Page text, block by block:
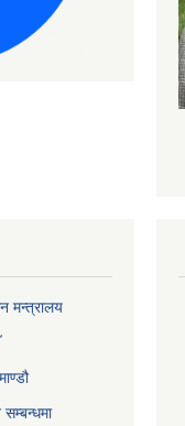
मन्त्रालय